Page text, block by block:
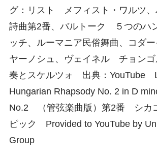
グ：リスト メフィスト・ワルツ、
詩曲第2番、バルトーク ５つのハ
ッチ、ルーマニア民俗舞曲、コダ
ヤーノシュ、ヴェイネル チョン
奏とスケルツォ 出典：YouTube
Hungarian Rhapsody No. 2 in D
No.2 （管弦楽曲版）第2番 シカ
ピック Provided to YouTube by
Group